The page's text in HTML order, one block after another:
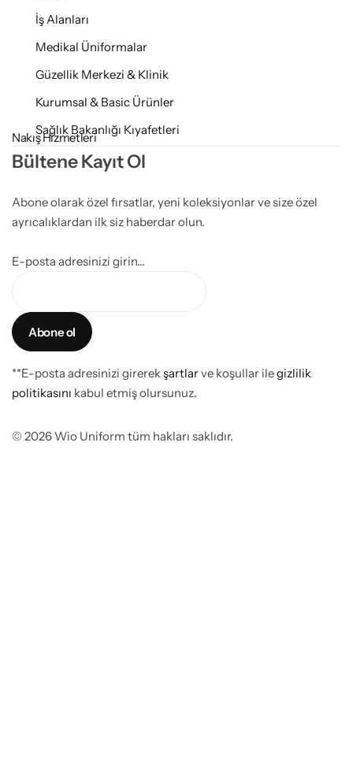
İş Alanları
Medikal Üniformalar
Güzellik Merkezi & Klinik
Kurumsal & Basic Ürünler
Sağlık Bakanlığı Kıyafetleri
Nakış Hizmetleri
Bültene Kayıt Ol
Abone olarak özel fırsatlar, yeni koleksiyonlar ve size özel
ayrıcalıklardan ilk siz haberdar olun.
E-posta adresinizi girin...
**E-posta adresinizi girerekşartlarve koşullar ilegizlilik
politikasını kabul etmiş olursunuz.
© 2026 Wio Uniform tüm hakları saklıdır.